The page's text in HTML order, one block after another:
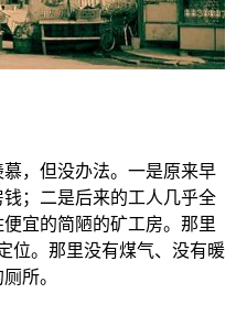
，但没办法。一是原来早
；二是后来的工人几乎全
宜的简陋的矿工房。那里
位。那里没有煤气、没有暖
所。